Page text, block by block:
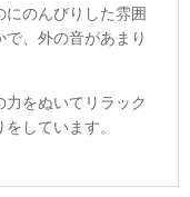
のんびりした雰囲
、外の音があまり
をぬいてリラック
しています。